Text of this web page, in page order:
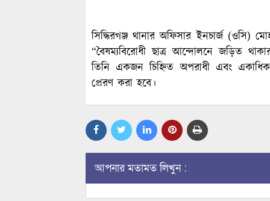
সিদ্ধিরগঞ্জ থানার অফিসার ইনচার্জ (ওসি)
“বৈষম্যবিরোধী ছাত্র আন্দোলনে জড়িত
তিনি একজন চিহ্নিত অপরাধী এবং
প্রেরণ করা হবে।
আপনার মতামত লিখুন :